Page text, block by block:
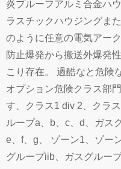
炎プルーフアルミ合金ハ
ラスチックハウジングま
のように任意の電気アー
防止爆発から搬送外爆発
こり存在。 過酷なと危険
オプション危険クラス部
す、クラス1 div 2、クラ
ループa、b、c、d、ガス
e、f、g、 ゾーン1、ゾー
グループiib、ガスグルー